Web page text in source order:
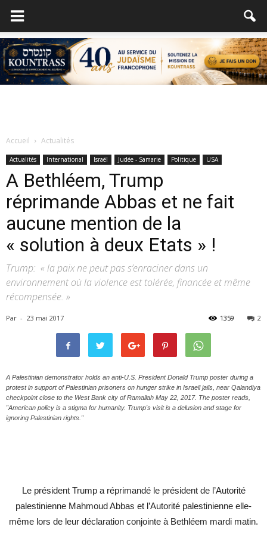
Accueil Actualités
Actualités International Israël Judée - Samarie Politique USA
A Bethléem, Trump
réprimande Abbas et ne fait
aucune mention de la
« solution à deux Etats » !
Trump: « la paix ne peut pas s’enraciner dans un
environnement où la violence est tolérée, financée et même
récompensée. »
Par - 23 mai 2017 2
1359
A Palestinian demonstrator holds an anti-U.S. President Donald Trump poster during a
protest in support of Palestinian prisoners on hunger strike in Israeli jails, near Qalandiya
checkpoint close to the West Bank city of Ramallah May 22, 2017. The poster reads,
"American policy is a stigma for humanity. Trump's visit is a delusion and stage for
ignoring Palestinian rights."
Le président Trump a réprimandé le président de l’Autorité
palestinienne Mahmoud Abbas et l’Autorité palestinienne elle-
même lors de leur déclaration conjointe à Bethléem mardi matin.